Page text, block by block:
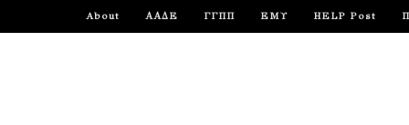
About ΑΑΔΕ ΓΓΠΠ ΕΜΥ HELP Post